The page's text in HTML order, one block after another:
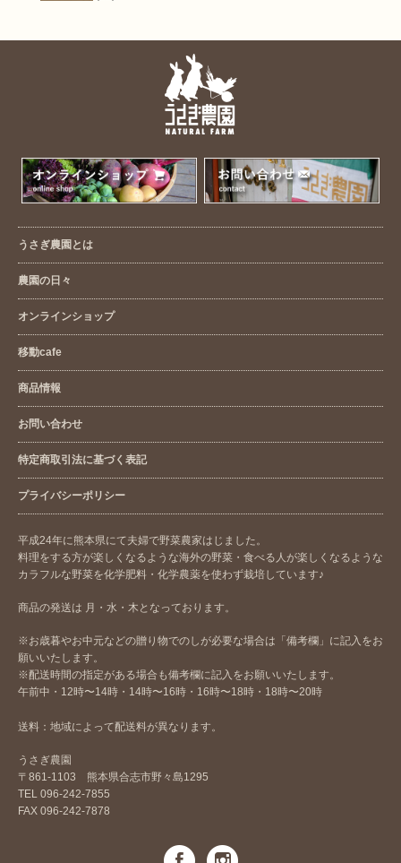
うさぎ農園とは
農園の日々
オンラインショップ
移動cafe
商品情報
お問い合わせ
特定商取引法に基づく表記
プライバシーポリシー
平成24年に熊本県にて夫婦で野菜農家はじました。
料理をする方が楽しくなるような海外の野菜・食べる人が楽しくなるような
カラフルな野菜を化学肥料・化学農薬を使わず栽培しています♪
商品の発送は 月・水・木となっております。
※お歳暮やお中元などの贈り物でのしが必要な場合は「備考欄」に記入をお
願いいたします。
※配送時間の指定がある場合も備考欄に記入をお願いいたします。
午前中・12時〜14時・14時〜16時・16時〜18時・18時〜20時
送料：地域によって配送料が異なります。
うさぎ農園
〒861-1103 熊本県合志市野々島1295
TEL 096-242-7855
FAX 096-242-7878